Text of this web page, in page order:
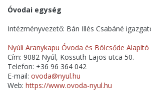
Óvodai egység
Intézményvezető: Bán Illés Csabáné
Nyúli Aranykapu Óvoda és Bölcsőde
Cím: 9082 Nyúl, Kossuth Lajos utca 50.
Telefon: +36 96 364 042
E-mail: ovoda@nyul.hu
Web: https://www.ovoda-nyul.hu